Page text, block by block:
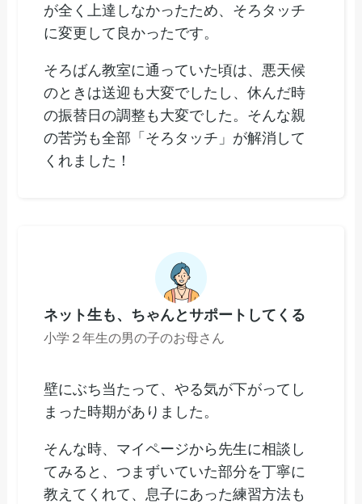
が全く上達しなかったため、そろタッチ
に変更して良かったです。
そろばん教室に通っていた頃は、悪天候
のときは送迎も大変でしたし、休んだ時
の振替日の調整も大変でした。そんな親
の苦労も全部「そろタッチ」が解消して
くれました！
ネット生も、ちゃんとサポートしてくる
小学２年生の男の子のお母さん
壁にぶち当たって、やる気が下がってし
まった時期がありました。
そんな時、マイページから先生に相談し
てみると、つまずいていた部分を丁寧に
教えてくれて、息子にあった練習方法も